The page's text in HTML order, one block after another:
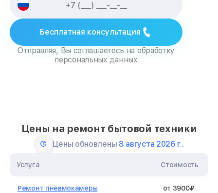
Бесплатная консультация
Отправляя, Вы соглашаетесь на обработку
персональных данных
Цены на ремонт бытовой техники
Цены обновлены 8 августа 2026 г..
Услуга Стоимость
Ремонт пневмокамеры от 3900₽